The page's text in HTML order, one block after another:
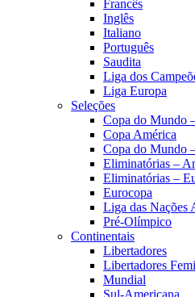
Francês
Inglês
Italiano
Português
Saudita
Liga dos
Liga Europa
Seleções
Copa do Mundo
Copa América
Copa do Mundo
Eliminatórias –
Eliminatórias –
Eurocopa
Liga das Nações
Pré-Olímpico
Continentais
Libertadores
Libertadores
Mundial
Sul-Americana